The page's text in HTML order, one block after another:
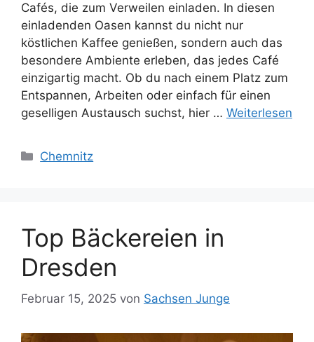
Cafés, die zum Verweilen einladen. In diesen
einladenden Oasen kannst du nicht nur
köstlichen Kaffee genießen, sondern auch das
besondere Ambiente erleben, das jedes Café
einzigartig macht. Ob du nach einem Platz zum
Entspannen, Arbeiten oder einfach für einen
geselligen Austausch suchst, hier … Weiterlesen
Kategorien
Chemnitz
Top Bäckereien in
Dresden
Februar 15, 2025 von Sachsen Junge